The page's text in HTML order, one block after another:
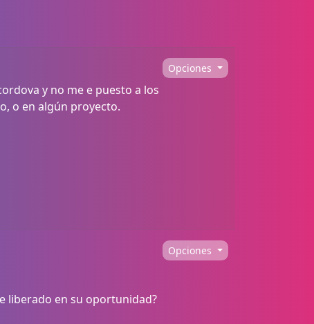
Opciones
y no me e puesto a los
o en algún proyecto.
Opciones
liberado en su oportunidad?